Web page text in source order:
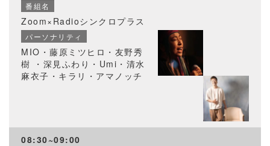
番組名
Zoom×Radioシンクロプラス
パーソナリティ
MIO・藤原ミツヒロ・友野秀
樹 ・深見ふわり・Umi・清水
麻衣子・キラリ・アマノッチ
08:30~09:00